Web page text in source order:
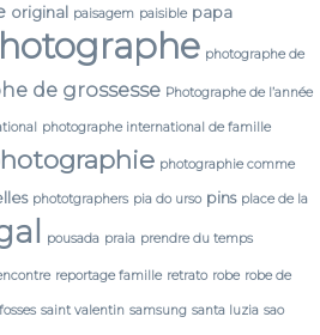
original paisagem paisible papa
photographe de
de grossesse Photographe de l’année
photographe international de famille
photographie comme
phototgraphers pia do urso pins place de la
pousada praia prendre du temps
reportage famille retrato robe robe de
saint valentin samsung santa luzia sao